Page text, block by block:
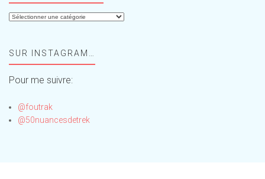
Aide-
!SUR INSTAGRAM…
Pour me suivre:
@foutrak
@50nuancesdetrek